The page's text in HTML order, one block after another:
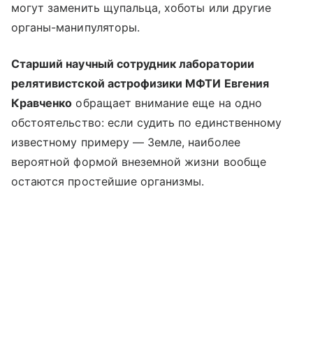
могут заменить щупальца, хоботы или другие
органы-манипуляторы.
Старший научный сотрудник лаборатории
релятивистской астрофизики МФТИ Евгения
Кравченко обращает внимание еще на одно
обстоятельство: если судить по единственному
известному примеру — Земле, наиболее
вероятной формой внеземной жизни вообще
остаются простейшие организмы.